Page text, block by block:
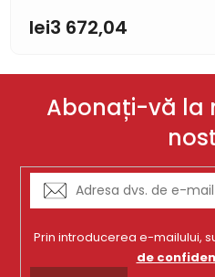
lei3 672,04
Abonați-vă la
Prin introducerea e-mailului,
de